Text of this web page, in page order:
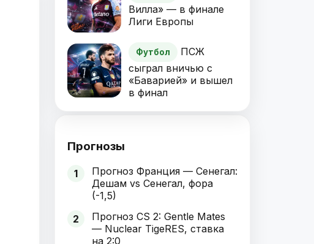
Вилла» — в финале
Лиги Европы
Футбол
ПСЖ
сыграл вничью с
«Баварией» и вышел
в финал
Прогнозы
1
Прогноз Франция — Сенегал:
Дешам vs Сенегал, фора
(-1,5)
2
Прогноз CS 2: Gentle Mates
— Nuclear TigeRES, ставка
на 2:0